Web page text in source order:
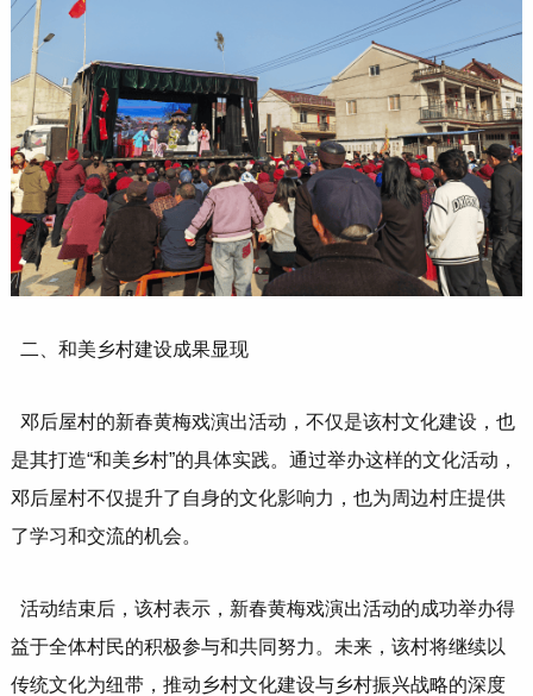
二、和美乡村建设成果显现
邓后屋村的新春黄梅戏演出活动，不仅是该村文化建设，也
是其打造“和美乡村”的具体实践。通过举办这样的文化活动，
邓后屋村不仅提升了自身的文化影响力，也为周边村庄提供
了学习和交流的机会。
活动结束后，该村表示，新春黄梅戏演出活动的成功举办得
益于全体村民的积极参与和共同努力。未来，该村将继续以
传统文化为纽带，推动乡村文化建设与乡村振兴战略的深度